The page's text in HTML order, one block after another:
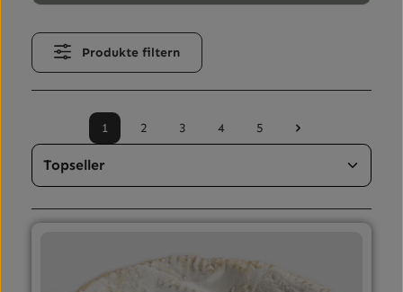
Produkte filtern
Seite
1
Seite
2
Seite
3
Seite
4
Seite
5